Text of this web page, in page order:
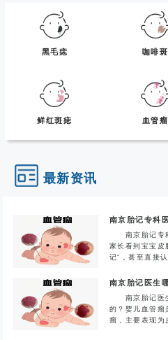
黑毛痣 咖啡斑
鲜红斑痣 血管瘤
最新资讯
南京胎记专科
南京胎记专科
家长看到宝宝皮
记”，甚至直接
南京胎记医生
的？婴儿血管瘤
瘤，主要表现为